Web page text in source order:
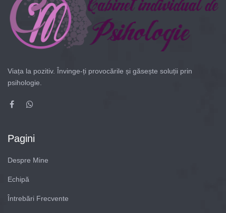
Viața la pozitiv. Învinge-ți provocările și găsește soluții prin
psihologie.
Pagini
Despre Mine
Echipă
Întrebări Frecvente